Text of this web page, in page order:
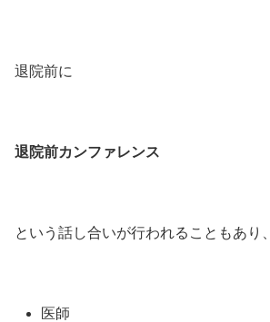
退院前に
退院前カンファレンス
という話し合いが行われることもあり、
医師